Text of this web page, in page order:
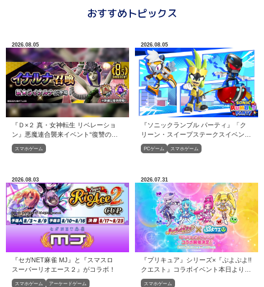
おすすめトピックス
2026.08.05
スマホゲーム
『Ｄ×２ 真・女神転生 リベレーショ
ン』悪魔連合襲来イベント“復讐の巫
女と鎮魂の巫女”開催！開催！
2026.08.05
PCゲーム スマホゲーム
『ソニックランブル パーティ』「ク
リーン・スイープステークスイベン
ト」開催！
2026.08.03
スマホゲーム アーケードゲーム
『セガNET麻雀 MJ』と『スマスロ
スーパーリオエース２』がコラボ！
2026.07.31
スマホゲーム
『プリキュア』シリーズ×『ぷよぷよ!!
クエスト』コラボイベント本日より開
催！